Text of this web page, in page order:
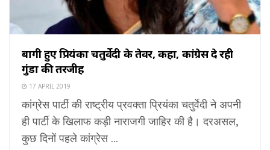
बागी हुए प्रियंका चतुर्वेदी के तेवर, कहा, कांग्रेस दे रही
गुंडों की तरजीह
17 APRIL 2019
कांग्रेस पार्टी की राष्ट्रीय प्रवक्ता प्रियंका चतुर्वेदी ने अपनी
ही पार्टी के खिलाफ कड़ी नाराजगी जाहिर की है। दरअसल,
कुछ दिनों पहले कांग्रेस ...